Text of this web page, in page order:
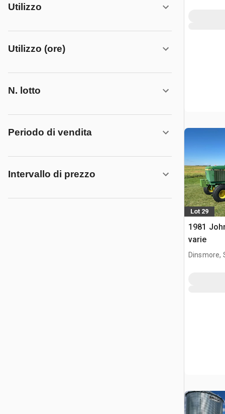
Utilizzo
Utilizzo (ore)
N. lotto
Periodo di vendita
Intervallo di prezzo
Lot 29
1981
varie
Dinsmore,